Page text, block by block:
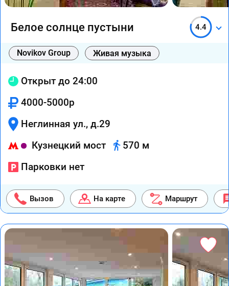
Белое солнце пустыни 4.4
Novikov Group Живая музыка
Открыт до 24:00
4000-5000р
Неглинная ул., д.29
Кузнецкий мост
570 м
Парковки нет
Вызов На карте Маршрут